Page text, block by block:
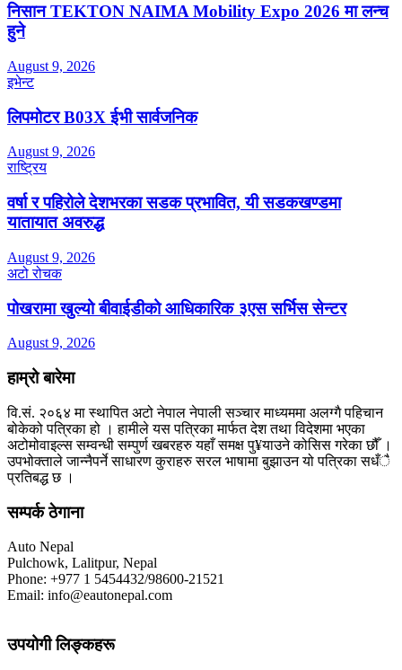
निसान TEKTON NAIMA Mobility Expo 2026 मा लन्च
हुने
August 9, 2026
इभेन्ट
लिपमोटर B03X ईभी सार्वजनिक
August 9, 2026
राष्ट्रिय
वर्षा र पहिरोले देशभरका सडक प्रभावित, यी सडकखण्डमा
यातायात अवरुद्ध
August 9, 2026
अटो रोचक
पोखरामा खुल्यो बीवाईडीको आधिकारिक ३एस सर्भिस सेन्टर
August 9, 2026
हाम्रो बारेमा
वि.सं. २०६४ मा स्थापित अटो नेपाल नेपाली सञ्चार माध्यममा अलग्गै पहिचान
बोकेको पत्रिका हो । हामीले यस पत्रिका मार्फत देश तथा विदेशमा भएका
अटोमोवाइल्स सम्वन्धी सम्पुर्ण खबरहरु यहाँ समक्ष पु¥याउने कोसिस गरेका छौँ ।
उपभोक्ताले जान्नैपर्ने साधारण कुराहरु सरल भाषामा बुझाउन यो पत्रिका सधँै
प्रतिबद्ध छ ।
सम्पर्क ठेगाना
Auto Nepal
Pulchowk, Lalitpur, Nepal
Phone: +977 1 5454432/98600-21521
Email: info@eautonepal.com
उपयोगी लिङ्कहरू